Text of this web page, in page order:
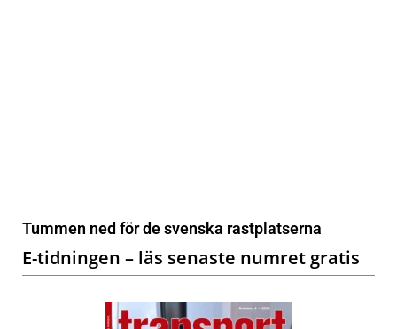
Tummen ned för de svenska rastplatserna
E-tidningen – läs senaste numret gratis